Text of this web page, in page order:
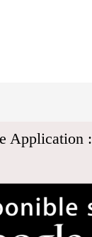
Application :